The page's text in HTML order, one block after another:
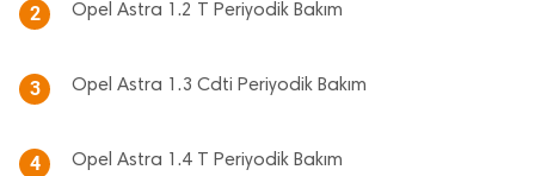
2 Opel Astra 1.2 T Periyodik Bakım
3 Opel Astra 1.3 Cdti Periyodik Bakım
4 Opel Astra 1.4 T Periyodik Bakım